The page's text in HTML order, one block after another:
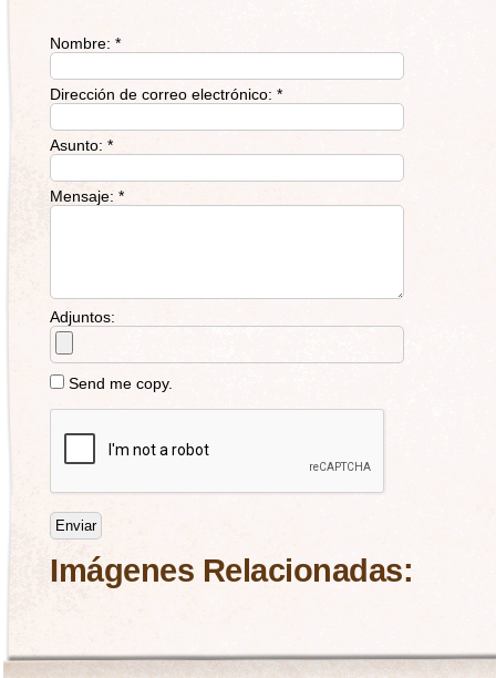
Nombre: *
Dirección de correo electrónico: *
Asunto: *
Mensaje: *
Adjuntos:
Send me copy.
Imágenes Relacionadas: